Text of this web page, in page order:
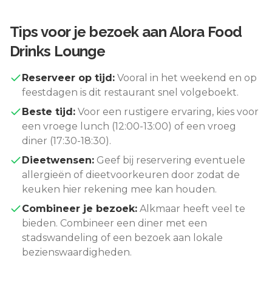
Tips voor je bezoek aanAlora Food
Drinks Lounge
Reserveer op tijd: Vooral in het weekend en op
feestdagen is dit restaurant snel volgeboekt.
Beste tijd: Voor een rustigere ervaring, kies voor
een vroege lunch (12:00-13:00) of een vroeg
diner (17:30-18:30).
Dieetwensen: Geef bij reservering eventuele
allergieën of dieetvoorkeuren door zodat de
keuken hier rekening mee kan houden.
Combineer je bezoek: Alkmaar heeft veel te
bieden. Combineer een diner met een
stadswandeling of een bezoek aan lokale
bezienswaardigheden.